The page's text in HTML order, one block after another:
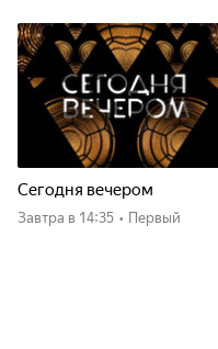
Сегодня вечером
Завтра в 14:35 • Первый